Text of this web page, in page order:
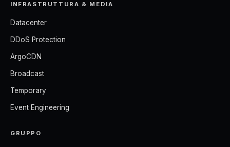
INFRASTRUTTURA & MEDIA
Datacenter
DDoS Protection
ArgoCDN
Broadcast
Temporary
Event Engineering
GRUPPO